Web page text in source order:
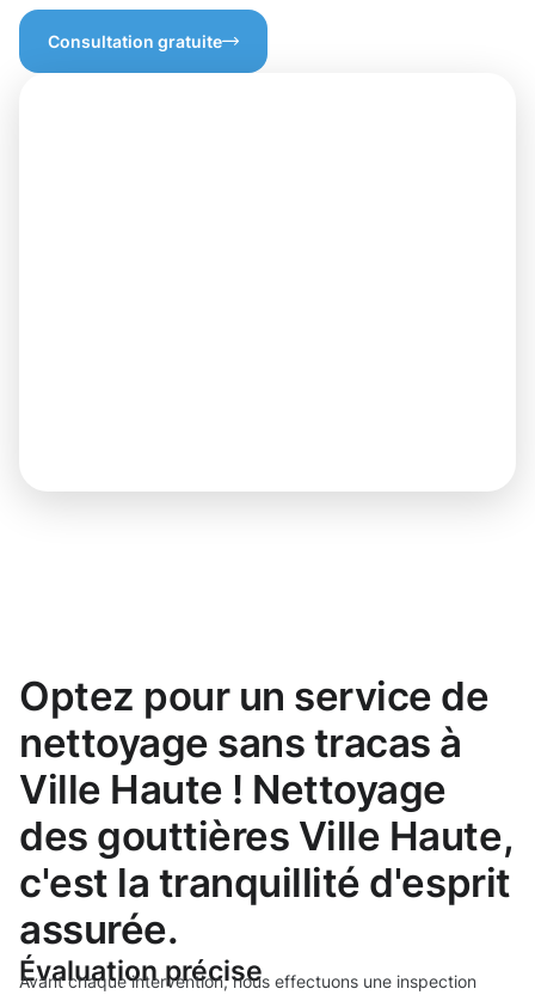
Consultation gratuite
Optez pour un service de
nettoyage sans tracas à
Ville Haute ! Nettoyage
des gouttières Ville Haute,
c'est la tranquillité d'esprit
assurée.
Évaluation précise
Avant chaque intervention, nous effectuons une inspection